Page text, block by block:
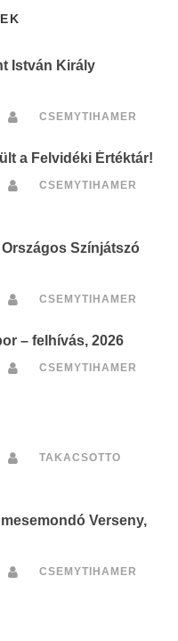
István Király
CSEMYTIHAMER
a Felvidéki Értéktár!
CSEMYTIHAMER
Színjátszó
CSEMYTIHAMER
– felhívás, 2026
CSEMYTIHAMER
TAKACSOTTO
Verseny,
CSEMYTIHAMER